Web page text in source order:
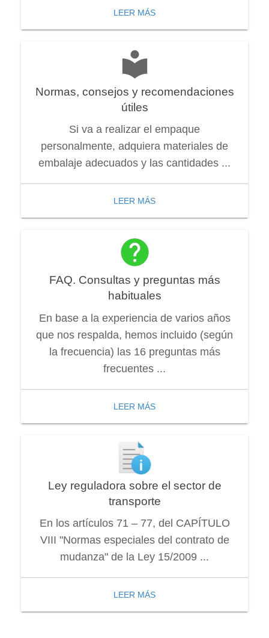
LEER MÁS
Normas, consejos y recomendaciones
útiles
Si va a realizar el empaque
personalmente, adquiera materiales de
embalaje adecuados y las cantidades ...
LEER MÁS
FAQ. Consultas y preguntas más
habituales
En base a la experiencia de varios años
que nos respalda, hemos incluido (según
la frecuencia) las 16 preguntas más
frecuentes ...
LEER MÁS
Ley reguladora sobre el sector de
transporte
En los artículos 71 – 77, del CAPÍTULO
VIII "Normas especiales del contrato de
mudanza" de la Ley 15/2009 ...
LEER MÁS